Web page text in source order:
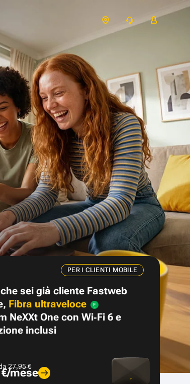
PER I CLIENTI MOBILE
sei già cliente Fastweb
Fibra ultraveloce
NeXXt One con Wi‑Fi 6 e
inclusi
27,95 €
mese